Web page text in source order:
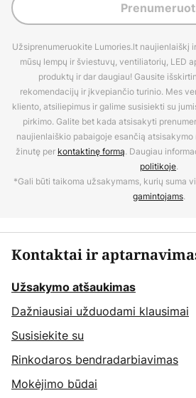
Užsiprenumeruokite Lumories.lt naujienlaiškį
mūsų lempų ir šviestuvų, ventiliatorių, LED
produktų ir dar daugiau! Gausite
rekomendacijų ir įkvepiančio turinio. Mes
kliento, atsiliepimus ir galime susisiekti su
pirkimo. Galite bet kada atsisakyti
naujienlaiškio pabaigoje esančią atsisakymo
žinutę per kontaktinę formą. Daugiau
politikoje.
*Gali būti taikoma užsakymams, kurių suma
gamintojams.
Kontaktai ir
Užsakymo atšaukimas
Dažniausiai užduodami klausimai
Susisiekite su
Rinkodaros bendradarbiavimas
Mokėjimo būdai